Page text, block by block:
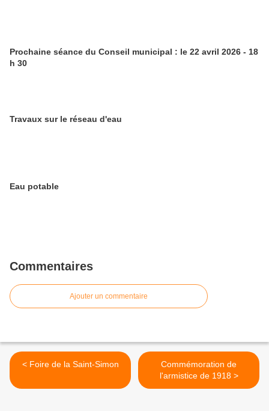
Prochaine séance du Conseil municipal : le 22 avril 2026 - 18
h 30
Travaux sur le réseau d'eau
Eau potable
Commentaires
Ajouter un commentaire
< Foire de la Saint-Simon
Commémoration de
l'armistice de 1918 >